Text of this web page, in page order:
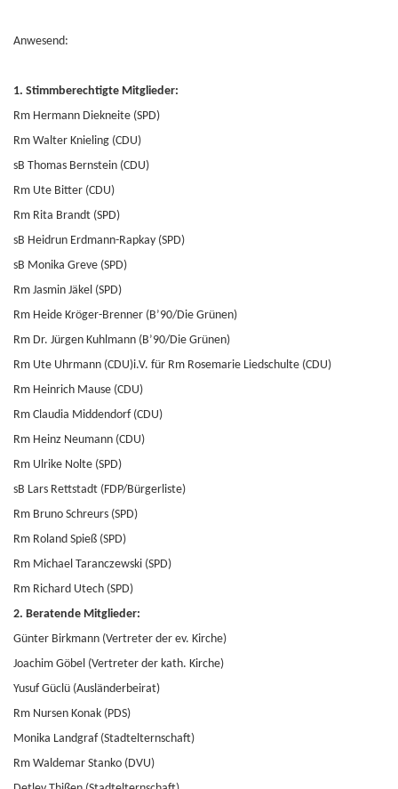
Anwesend:
1. Stimmberechtigte Mitglieder:
Rm Hermann Diekneite (SPD)
Rm Walter Knieling (CDU)
sB Thomas Bernstein (CDU)
Rm Ute Bitter (CDU)
Rm Rita Brandt (SPD)
sB Heidrun Erdmann-Rapkay (SPD)
sB Monika Greve (SPD)
Rm Jasmin Jäkel (SPD)
Rm Heide Kröger-Brenner (B’90/Die Grünen)
Rm Dr. Jürgen Kuhlmann (B’90/Die Grünen)
Rm Ute Uhrmann (CDU)i.V. für Rm Rosemarie Liedschulte (CDU)
Rm Heinrich Mause (CDU)
Rm Claudia Middendorf (CDU)
Rm Heinz Neumann (CDU)
Rm Ulrike Nolte (SPD)
sB Lars Rettstadt (FDP/Bürgerliste)
Rm Bruno Schreurs (SPD)
Rm Roland Spieß (SPD)
Rm Michael Taranczewski (SPD)
Rm Richard Utech (SPD)
2. Beratende Mitglieder:
Günter Birkmann (Vertreter der ev. Kirche)
Joachim Göbel (Vertreter der kath. Kirche)
Yusuf Güclü (Ausländerbeirat)
Rm Nursen Konak (PDS)
Monika Landgraf (Stadtelternschaft)
Rm Waldemar Stanko (DVU)